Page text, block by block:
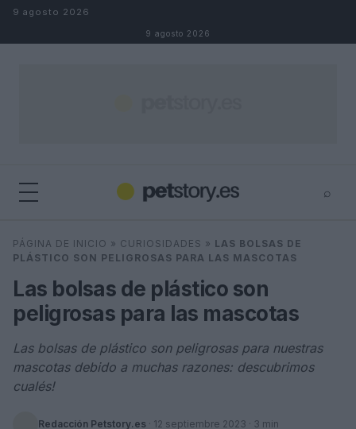
Saltar al contenido
9 agosto 2026
9 agosto 2026
⌕
Buscar ⌕
PÁGINA DE INICIO » CURIOSIDADES » LAS BOLSAS DE
PLÁSTICO SON PELIGROSAS PARA LAS MASCOTAS
Las bolsas de plástico son
peligrosas para las mascotas
Las bolsas de plástico son peligrosas para nuestras
mascotas debido a muchas razones: descubrimos
cualés!
Redacción Petstory.es · 12 septiembre 2023 · 3 min